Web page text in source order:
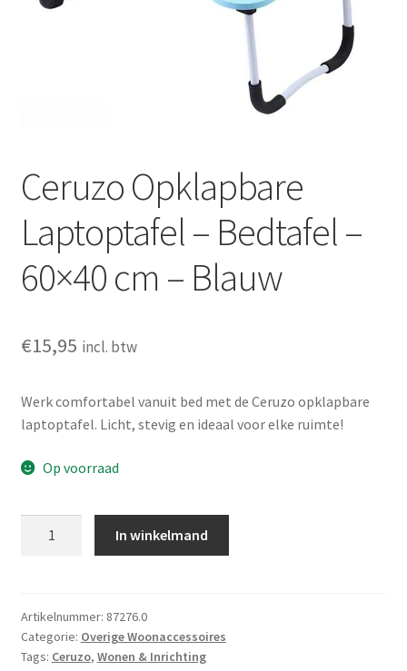
Ceruzo Opklapbare
Laptoptafel – Bedtafel –
60×40 cm – Blauw
€15,95 incl. btw
Werk comfortabel vanuit bed met de Ceruzo opklapbare
laptoptafel. Licht, stevig en ideaal voor elke ruimte!
Op voorraad
Bedtafel
-
60x40
In winkelmand
Artikelnummer: 87276.0
Categorie: Overige Woonaccessoires
Tags: Ceruzo, Wonen & Inrichting